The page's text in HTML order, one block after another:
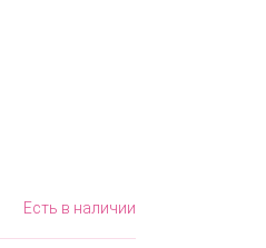
Есть в наличии